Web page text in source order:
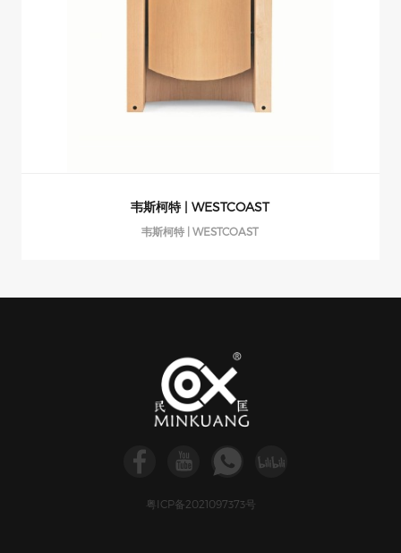
韦斯柯特 | WESTCOAST
韦斯柯特 | WESTCOAST
粤ICP备2021097373号